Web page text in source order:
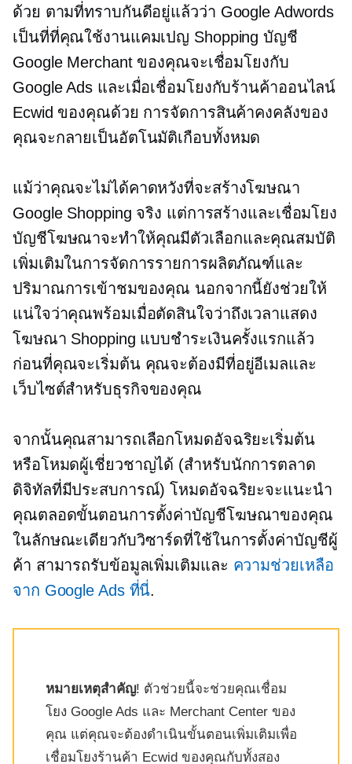
ด้วย ตามที่ทราบกันดีอยู่แล้วว่า Google Adwords
เป็นที่ที่คุณใช้งานแคมเปญ Shopping บัญชี
Google Merchant ของคุณจะเชื่อมโยงกับ
Google Ads และเมื่อเชื่อมโยงกับร้านค้าออนไลน์
Ecwid ของคุณด้วย การจัดการสินค้าคงคลังของ
คุณจะกลายเป็นอัตโนมัติเกือบทั้งหมด
แม้ว่าคุณจะไม่ได้คาดหวังที่จะสร้างโฆษณา
Google Shopping จริง แต่การสร้างและเชื่อมโยง
บัญชีโฆษณาจะทำให้คุณมีตัวเลือกและคุณสมบัติ
เพิ่มเติมในการจัดการรายการผลิตภัณฑ์และ
ปริมาณการเข้าชมของคุณ นอกจากนี้ยังช่วยให้
แน่ใจว่าคุณพร้อมเมื่อตัดสินใจว่าถึงเวลาแสดง
โฆษณา Shopping แบบชำระเงินครั้งแรกแล้ว
ก่อนที่คุณจะเริ่มต้น คุณจะต้องมีที่อยู่อีเมลและ
เว็บไซต์สำหรับธุรกิจของคุณ
จากนั้นคุณสามารถเลือกโหมดอัจฉริยะเริ่มต้น
หรือโหมดผู้เชี่ยวชาญได้ (สำหรับนักการตลาด
ดิจิทัลที่มีประสบการณ์) โหมดอัจฉริยะจะแนะนำ
คุณตลอดขั้นตอนการตั้งค่าบัญชีโฆษณาของคุณ
ในลักษณะเดียวกับวิซาร์ดที่ใช้ในการตั้งค่าบัญชีผู้
ค้า สามารถรับข้อมูลเพิ่มเติมและ ความช่วยเหลือ
จาก Google Ads ที่นี่.
หมายเหตุสำคัญ! ตัวช่วยนี้จะช่วยคุณเชื่อม
โยง Google Ads และ Merchant Center ของ
คุณ แต่คุณจะต้องดำเนินขั้นตอนเพิ่มเติมเพื่อ
เชื่อมโยงร้านค้า Ecwid ของคุณกับทั้งสอง